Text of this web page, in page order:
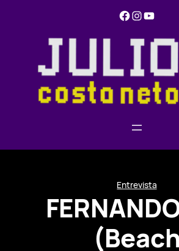
Facebook Instagram YouTube
Entrevista
(Beach